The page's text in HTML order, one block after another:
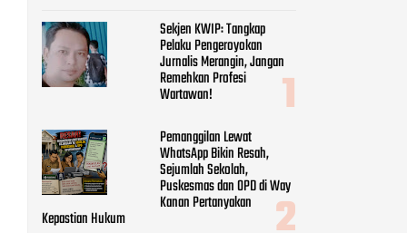
Sekjen KWIP: Tangkap
Pelaku Pengeroyokan
Jurnalis Merangin, Jangan
Remehkan Profesi
Wartawan!
Pemanggilan Lewat
WhatsApp Bikin Resah,
Sejumlah Sekolah,
Puskesmas dan OPD di Way
Kanan Pertanyakan
Kepastian Hukum